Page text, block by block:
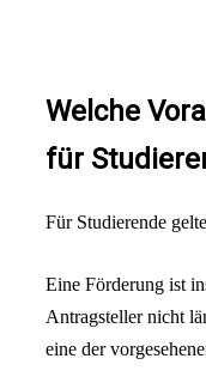
Welche
für
Für Studierende
Eine Förderung ist
Antragsteller nicht
eine der